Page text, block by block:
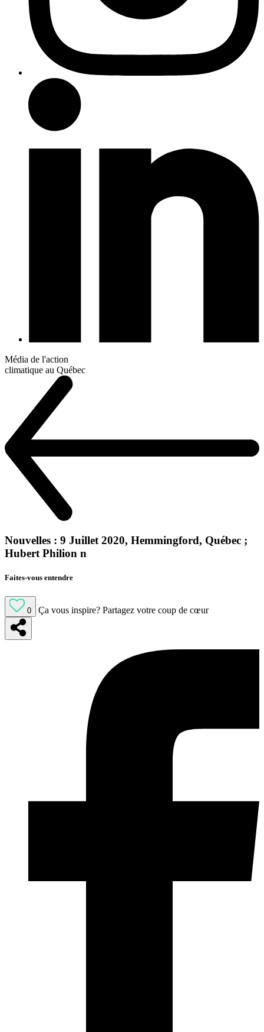
Média de l'action
climatique au Québec
Nouvelles : 9 Juillet 2020, Hemmingford, Québec ;
Hubert Philion n
Faites-vous entendre
0 Ça vous inspire? Partagez votre coup de cœur